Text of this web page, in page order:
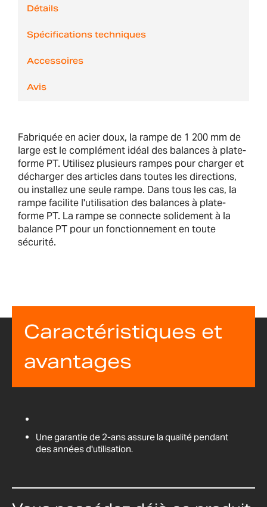
Détails
Spécifications techniques
Accessoires
Avis
Fabriquée en acier doux, la rampe de 1 200 mm de
large est le complément idéal des balances à plate-
forme PT. Utilisez plusieurs rampes pour charger et
décharger des articles dans toutes les directions,
ou installez une seule rampe. Dans tous les cas, la
rampe facilite l'utilisation des balances à plate-
forme PT. La rampe se connecte solidement à la
balance PT pour un fonctionnement en toute
sécurité.
Caractéristiques et
avantages
Une garantie de 2-ans assure la qualité pendant
des années d'utilisation.